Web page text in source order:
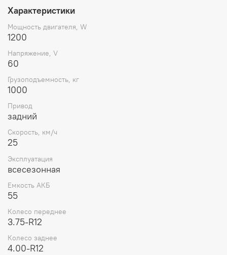
Характеристики
Мощность двигателя, W
1200
Напряжение, V
60
Грузоподъемность, кг
1000
Привод
задний
Скорость, км/ч
25
Эксплуатация
всесезонная
Емкость АКБ
55
Колесо переднее
3.75-R12
Колесо заднее
4.00-R12